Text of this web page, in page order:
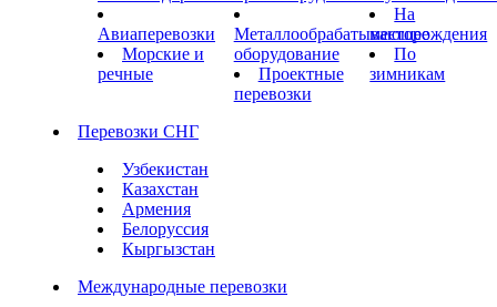
Авиаперевозки
Морские и
речные
Металлообрабатывающее
оборудование
Проектные
перевозки
На
месторождения
По
зимникам
Перевозки СНГ
Узбекистан
Казахстан
Армения
Белоруссия
Кыргызстан
Международные перевозки